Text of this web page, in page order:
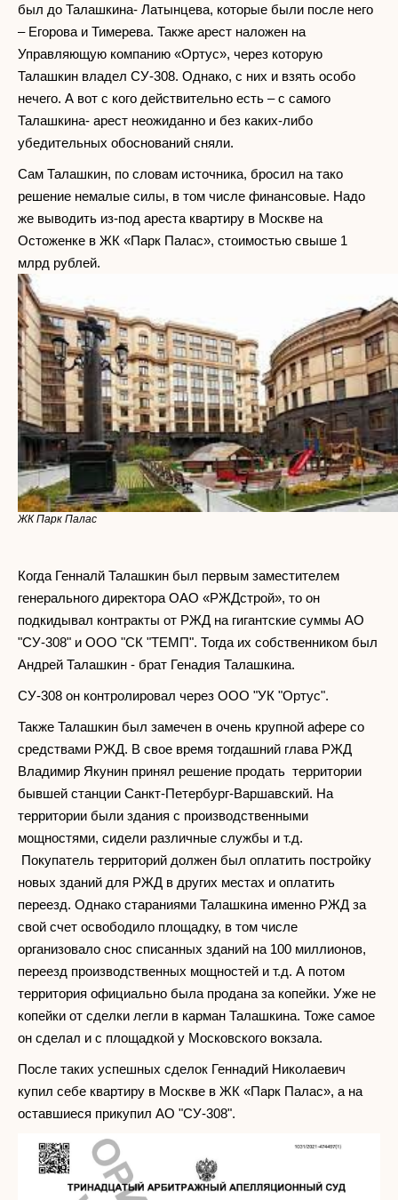
был до Талашкина- Латынцева, которые были после него
– Егорова и Тимерева. Также арест наложен на
Управляющую компанию «Ортус», через которую
Талашкин владел СУ-308. Однако, с них и взять особо
нечего. А вот с кого действительно есть – с самого
Талашкина- арест неожиданно и без каких-либо
убедительных обоснований сняли.
Сам Талашкин, по словам источника, бросил на тако
решение немалые силы, в том числе финансовые. Надо
же выводить из-под ареста квартиру в Москве на
Остоженке в ЖК «Парк Палас», стоимостью свыше 1
млрд рублей.
ЖК Парк Палас
Когда Генналй Талашкин был первым заместителем
генерального директора ОАО «РЖДстрой», то он
подкидывал контракты от РЖД на гигантские суммы АО
"СУ-308" и ООО "СК "ТЕМП". Тогда их собственником был
Андрей Талашкин - брат Генадия Талашкина.
СУ-308 он контролировал через ООО "УК "Ортус".
Также Талашкин был замечен в очень крупной афере со
средствами РЖД. В свое время тогдашний глава РЖД
Владимир Якунин принял решение продать территории
бывшей станции Санкт-Петербург-Варшавский. На
территории были здания с производственными
мощностями, сидели различные службы и т.д.
Покупатель территорий должен был оплатить постройку
новых зданий для РЖД в других местах и оплатить
переезд. Однако стараниями Талашкина именно РЖД за
свой счет освободило площадку, в том числе
организовало снос списанных зданий на 100 миллионов,
переезд производственных мощностей и т.д. А потом
территория официально была продана за копейки. Уже не
копейки от сделки легли в карман Талашкина. Тоже самое
он сделал и с площадкой у Московского вокзала.
После таких успешных сделок Геннадий Николаевич
купил себе квартиру в Москве в ЖК «Парк Палас», а на
оставшиеся прикупил АО "СУ-308".